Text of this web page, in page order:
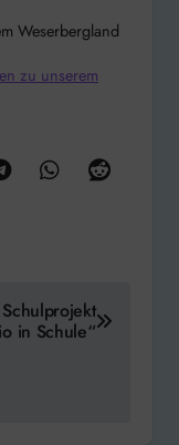
Weserbergland
zu unserem
Schulprojekt
in Schule“